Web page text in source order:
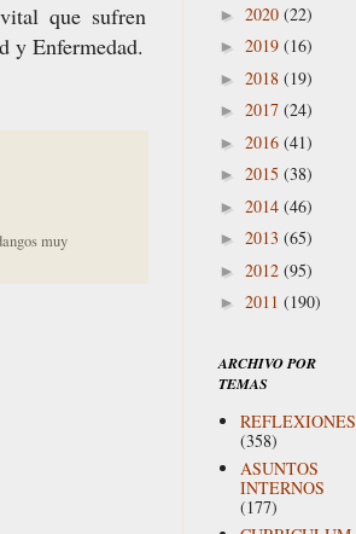
que sufren
y Enfermedad.
muy
► 2020 (22)
► 2019 (16)
► 2018 (19)
► 2017 (24)
► 2016 (41)
► 2015 (38)
► 2014 (46)
► 2013 (65)
► 2012 (95)
► 2011 (190)
ARCHIVO POR
TEMAS
REFLEXIONES
(358)
ASUNTOS
INTERNOS
(177)